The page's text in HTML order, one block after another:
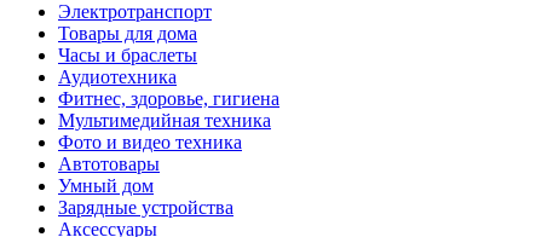
Электротранспорт
Товары для дома
Часы и браслеты
Аудиотехника
Фитнес, здоровье, гигиена
Мультимедийная техника
Фото и видео техника
Автотовары
Умный дом
Зарядные устройства
Аксессуары